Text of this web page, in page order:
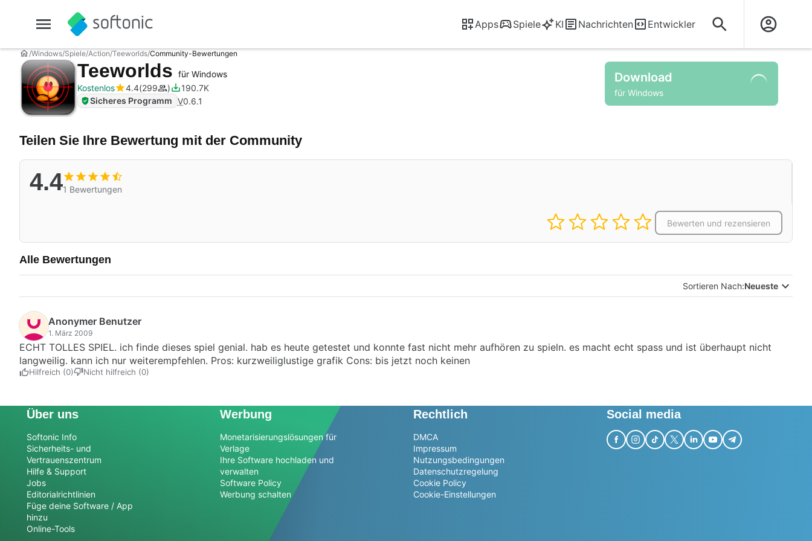
Apps Spiele KI Nachrichten Entwickler
Windows Spiele Action Teeworlds Community-Bewertungen
Teeworlds für Windows
Kostenlos
4.4 299
190.7K
Sicheres Programm V0.6.1
Download
für Windows
Teilen Sie Ihre Bewertung mit der Community
4.41 Bewertungen
Bewerten und rezensieren
Alle Bewertungen
Sortieren Nach:Neueste
Anonymer Benutzer
1. März 2009
ECHT TOLLES SPIEL. ich finde dieses spiel genial. hab es heute getestet und konnte fast nicht mehr aufhören zu spieln. es macht echt spass und ist überhaupt nicht
langweilig. kann ich nur weiterempfehlen. Pros: kurzweiliglustige grafik Cons: bis jetzt noch keinen
Hilfreich (0) Nicht hilfreich (0)
Über uns
Softonic Info
Sicherheits- und
Vertrauenszentrum
Hilfe & Support
Jobs
Editorialrichtlinien
Füge deine Software / App
hinzu
Online-Tools
Werbung
Monetarisierungslösungen für
Verlage
Ihre Software hochladen und
verwalten
Software Policy
Werbung schalten
Rechtlich
DMCA
Impressum
Nutzungsbedingungen
Datenschutzregelung
Cookie Policy
Cookie-Einstellungen
Social media